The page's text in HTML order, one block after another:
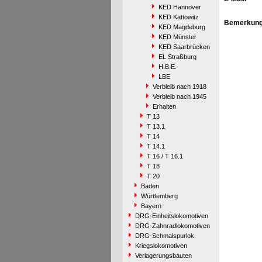
KED Hannover
KED Kattowitz
KED Magdeburg
KED Münster
KED Saarbrücken
EL Straßburg
H.B.E.
LBE
Verbleib nach 1918
Verbleib nach 1945
Erhalten
T 13
T 13.1
T 14
T 14.1
T 16 / T 16.1
T 18
T 20
Baden
Württemberg
Bayern
DRG-Einheitslokomotiven
DRG-Zahnradlokomotiven
DRG-Schmalspurlok.
Kriegslokomotiven
Verlagerungsbauten